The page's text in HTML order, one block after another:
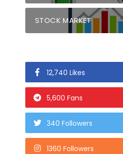
STOCK MARKET
12,740 Likes
5,600 Fans
340 Followers
1360 Followers